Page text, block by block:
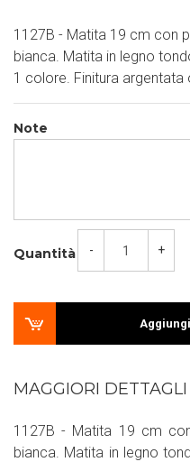
1127B - Matita 19 cm con
bianca. Matita in legno
1 colore. Finitura argentata
Note
Quantità - +
MAGGIORI DETTAGLI
1127B - Matita 19 cm
bianca. Matita in legno